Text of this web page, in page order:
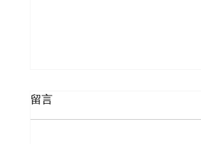
Qwen-VL-Max 視覺理解能
留言